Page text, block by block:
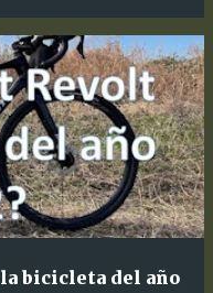
bicicleta del año